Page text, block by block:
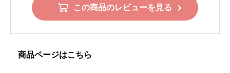
この商品のレビューを見る
商品ページはこちら